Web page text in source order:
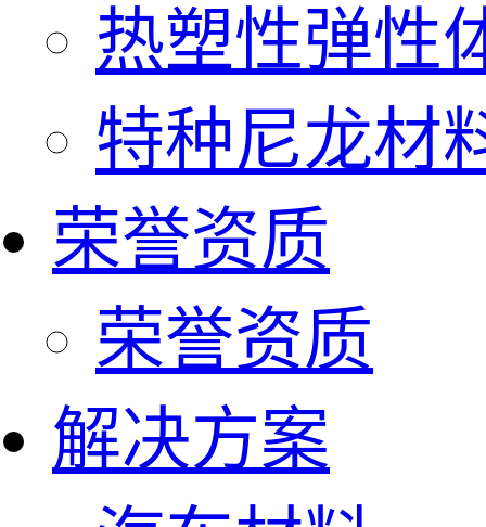
热塑性弹性
特种尼龙材
荣誉资质
荣誉资质
解决方案